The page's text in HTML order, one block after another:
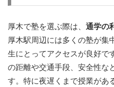
厚木で塾を選ぶ際は、 通学の
厚木駅周辺には多くの塾が集
生にとってアクセスが良好で
の距離や交通手段、安全性な
す。特に夜遅くまで授業があ